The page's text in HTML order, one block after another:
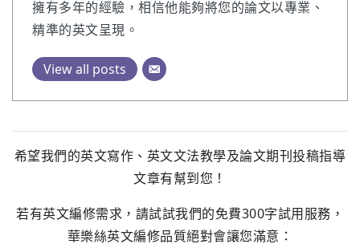
擁有多年的經驗，相信他能夠將您的論文以專業、
精準的英文呈現。
View all posts
希望我們的英文寫作、英文文法教學及論文期刊投稿指導
文章有幫到您！
若有英文編修需求，請試試我們的免費300字試用服務，
華樂絲英文編修品質絕對會讓您滿意：